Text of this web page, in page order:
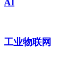
AI
工业物联网